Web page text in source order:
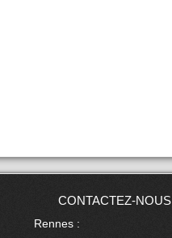
CONTACTEZ-NOUS
Rennes :